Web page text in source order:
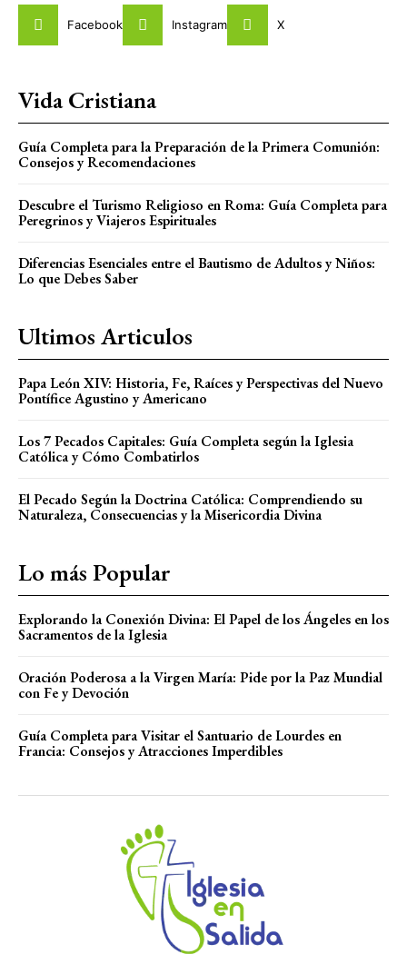
Facebook Instagram X
Vida Cristiana
Guía Completa para la Preparación de la Primera Comunión:
Consejos y Recomendaciones
Descubre el Turismo Religioso en Roma: Guía Completa para
Peregrinos y Viajeros Espirituales
Diferencias Esenciales entre el Bautismo de Adultos y Niños:
Lo que Debes Saber
Ultimos Articulos
Papa León XIV: Historia, Fe, Raíces y Perspectivas del Nuevo
Pontífice Agustino y Americano
Los 7 Pecados Capitales: Guía Completa según la Iglesia
Católica y Cómo Combatirlos
El Pecado Según la Doctrina Católica: Comprendiendo su
Naturaleza, Consecuencias y la Misericordia Divina
Lo más Popular
Explorando la Conexión Divina: El Papel de los Ángeles en los
Sacramentos de la Iglesia
Oración Poderosa a la Virgen María: Pide por la Paz Mundial
con Fe y Devoción
Guía Completa para Visitar el Santuario de Lourdes en
Francia: Consejos y Atracciones Imperdibles